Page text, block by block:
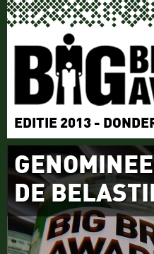
EDITIE 2013 -
DE